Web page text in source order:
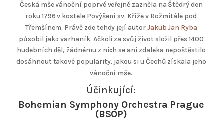
Česká mše vánoční poprvé veřejně zazněla na Štědrý den
roku 1796 v kostele Povýšení sv. Kříže v Rožmitále pod
Třemšínem. Právě zde tehdy její autorJakub Jan Ryba
působil jako varhaník. Ačkoli za svůj život složil přes 1400
hudebních děl, žádnému z nich se ani zdaleka nepoštěstilo
dosáhnout takové popularity, jakou si u Čechů získala jeho
vánoční mše.
Účinkující:
Bohemian Symphony Orchestra Prague
(BSOP)